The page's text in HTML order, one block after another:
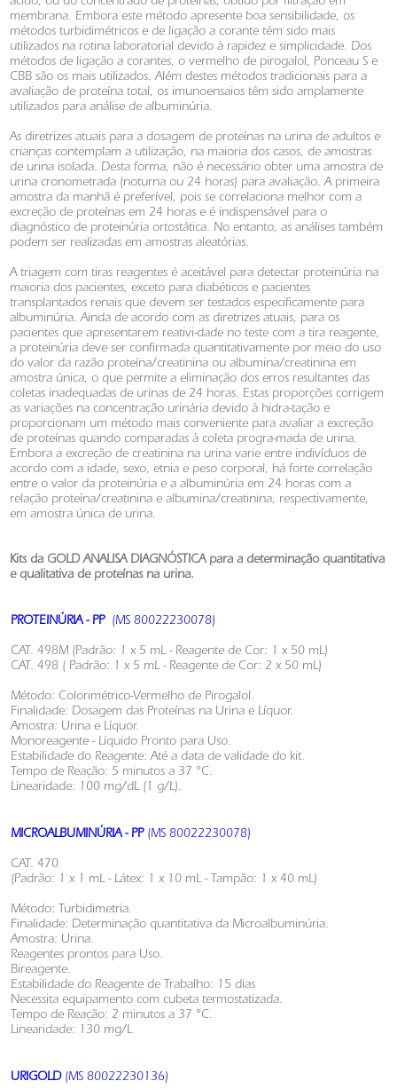
ácido, ou do concentrado de proteínas, obtido por filtração em
membrana. Embora este método apresente boa sensibilidade, os
métodos turbidimétricos e de ligação a corante têm sido mais
utilizados na rotina laboratorial devido à rapidez e simplicidade. Dos
métodos de ligação a corantes, o vermelho de pirogalol, Ponceau S e
CBB são os mais utilizados. Além destes métodos tradicionais para a
avaliação de proteína total, os imunoensaios têm sido amplamente
utilizados para análise de albuminúria.
As diretrizes atuais para a dosagem de proteínas na urina de adultos e
crianças contemplam a utilização, na maioria dos casos, de amostras
de urina isolada. Desta forma, não é necessário obter uma amostra de
urina cronometrada (noturna ou 24 horas) para avaliação. A primeira
amostra da manhã é preferível, pois se correlaciona melhor com a
excreção de proteínas em 24 horas e é indispensável para o
diagnóstico de proteinúria ortostática. No entanto, as análises também
podem ser realizadas em amostras aleatórias.
A triagem com tiras reagentes é aceitável para detectar proteinúria na
maioria dos pacientes, exceto para diabéticos e pacientes
transplantados renais que devem ser testados especificamente para
albuminúria. Ainda de acordo com as diretrizes atuais, para os
pacientes que apresentarem reativi-dade no teste com a tira reagente,
a proteinúria deve ser confirmada quantitativamente por meio do uso
do valor da razão proteína/creatinina ou albumina/creatinina em
amostra única, o que permite a eliminação dos erros resultantes das
coletas inadequadas de urinas de 24 horas. Estas proporções corrigem
as variações na concentração urinária devido à hidra-tação e
proporcionam um método mais conveniente para avaliar a excreção
de proteínas quando comparadas à coleta progra-mada de urina.
Embora a excreção de creatinina na urina varie entre indivíduos de
acordo com a idade, sexo, etnia e peso corporal, há forte correlação
entre o valor da proteinúria e a albuminúria em 24 horas com a
relação proteína/creatinina e albumina/creatinina, respectivamente,
em amostra única de urina.
Kits da GOLD ANALISA DIAGNÓSTICA para a determinação quantitativa
e qualitativa de proteínas na urina.
PROTEINÚRIA - PP (MS 80022230078)
CAT. 498M (Padrão: 1 x 5 mL - Reagente de Cor: 1 x 50 mL)
CAT. 498 ( Padrão: 1 x 5 mL - Reagente de Cor: 2 x 50 mL)
Método: Colorimétrico-Vermelho de Pirogalol.
Finalidade: Dosagem das Proteínas na Urina e Líquor.
Amostra: Urina e Líquor.
Monoreagente - Líquido Pronto para Uso.
Estabilidade do Reagente: Até a data de validade do kit.
Tempo de Reação: 5 minutos a 37 °C.
Linearidade: 100 mg/dL (1 g/L).
MICROALBUMINÚRIA - PP (MS 80022230078)
CAT. 470
(Padrão: 1 x 1 mL - Látex: 1 x 10 mL - Tampão: 1 x 40 mL)
Método: Turbidimetria.
Finalidade: Determinação quantitativa da Microalbuminúria.
Amostra: Urina.
Reagentes prontos para Uso.
Bireagente.
Estabilidade do Reagente de Trabalho: 15 dias
Necessita equipamento com cubeta termostatizada.
Tempo de Reação: 2 minutos a 37 °C.
Linearidade: 130 mg/L
URIGOLD (MS 80022230136)